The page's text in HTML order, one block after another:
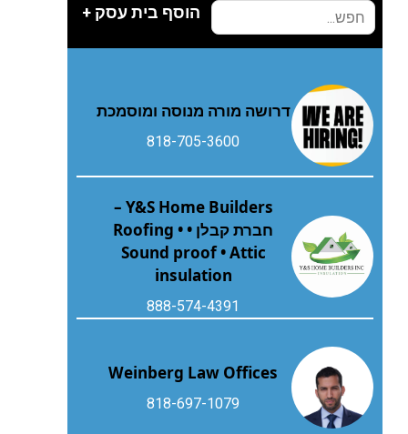
הוסף בית עסק +
דרושה מורה מנוסה ומוסמכת
818-705-3600
Y&S Home Builders –
חברת קבלן • Roofing •
Sound proof • Attic
insulation
888-574-4391
Weinberg Law Offices
818-697-1079